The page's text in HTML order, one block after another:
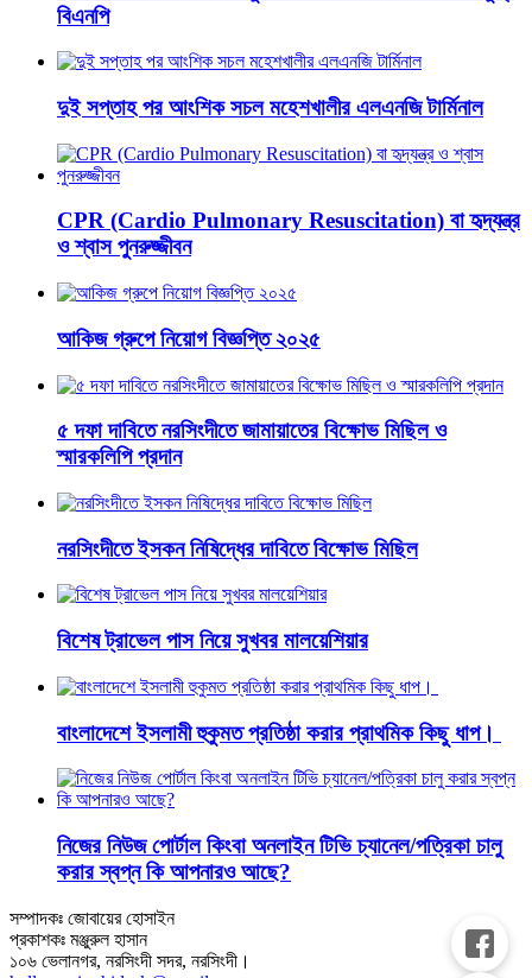
বিএনপি
দুই সপ্তাহ পর আংশিক সচল মহেশখালীর এলএনজি টার্মিনাল
CPR (Cardio Pulmonary Resuscitation) বা হৃদ্‌যন্ত্র
ও শ্বাস পুনরুজ্জীবন
আকিজ গ্রুপে নিয়োগ বিজ্ঞপ্তি ২০২৫
৫ দফা দাবিতে নরসিংদীতে জামায়াতের বিক্ষোভ মিছিল ও
স্মারকলিপি প্রদান
নরসিংদীতে ইসকন নিষিদ্ধের দাবিতে বিক্ষোভ মিছিল
বিশেষ ট্রাভেল পাস নিয়ে সুখবর মালয়েশিয়ার
বাংলাদেশে ইসলামী হুকুমত প্রতিষ্ঠা করার প্রাথমিক কিছু ধাপ।
নিজের নিউজ পোর্টাল কিংবা অনলাইন টিভি চ্যানেল/পত্রিকা চালু
করার স্বপ্ন কি আপনারও আছে?
সম্পাদকঃ জোবায়ের হোসাইন
প্রকাশকঃ মঞ্জুরুল হাসান
১০৬ ভেলানগর, নরসিংদী সদর, নরসিংদী।